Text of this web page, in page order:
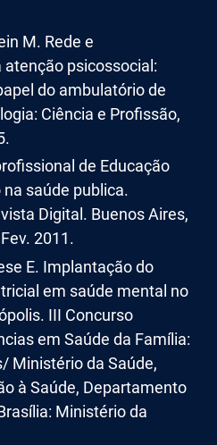
M. Rede e
psicossocial:
do ambulatório de
Ciência e Profissão,
de Educação
saúde publica.
Digital. Buenos Aires,
2011.
E. Implantação do
em saúde mental no
III Concurso
em Saúde da Família:
Ministério da Saúde,
à Saúde, Departamento
Ministério da